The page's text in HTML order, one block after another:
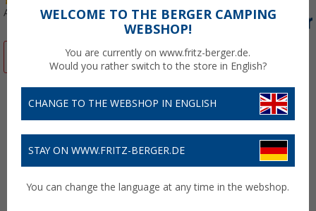
Art.-Nr.: 058212WELCOME TO THE BERGER CAMPING
WEBSHOP!
You are currently on www.fritz-berger.de.
Would you rather switch to the store in English?
CHANGE TO THE WEBSHOP IN ENGLISH
STAY ON WWW.FRITZ-BERGER.DE
You can change the language at any time in the webshop.